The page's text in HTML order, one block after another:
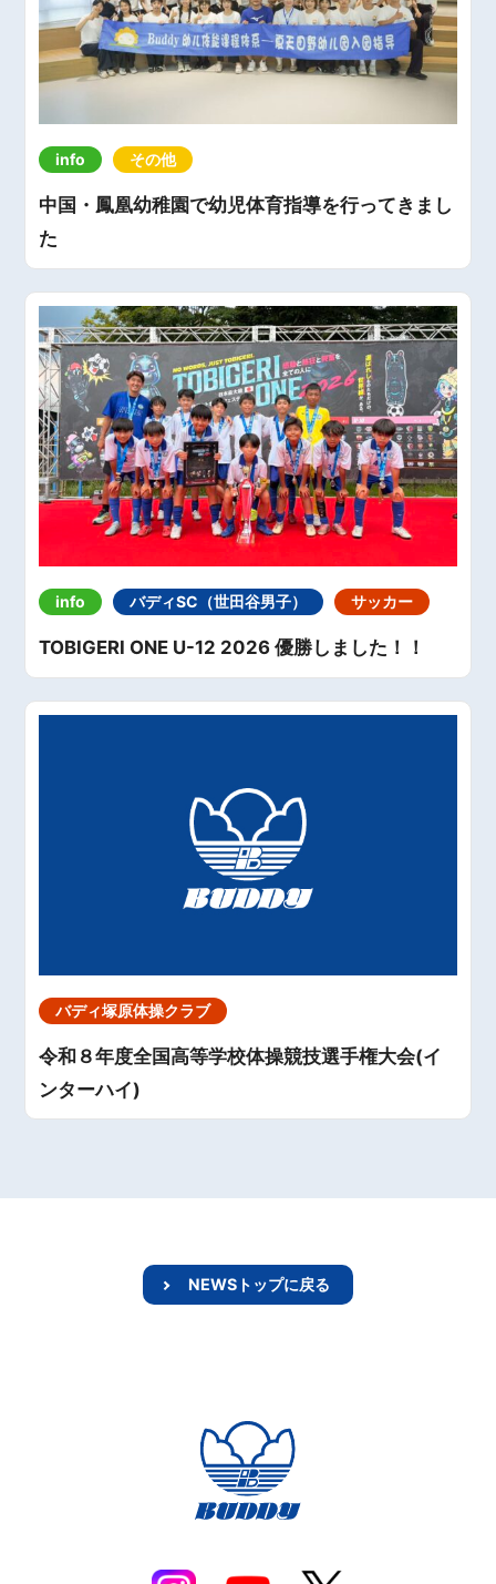
info その他
中国・鳳凰幼稚園で幼児体育指導を行ってきまし
た
info バディSC（世田谷男子） サッカー
TOBIGERI ONE U-12 2026 優勝しました！！
バディ塚原体操クラブ
令和８年度全国高等学校体操競技選手権大会(イ
ンターハイ)
NEWSトップに戻る